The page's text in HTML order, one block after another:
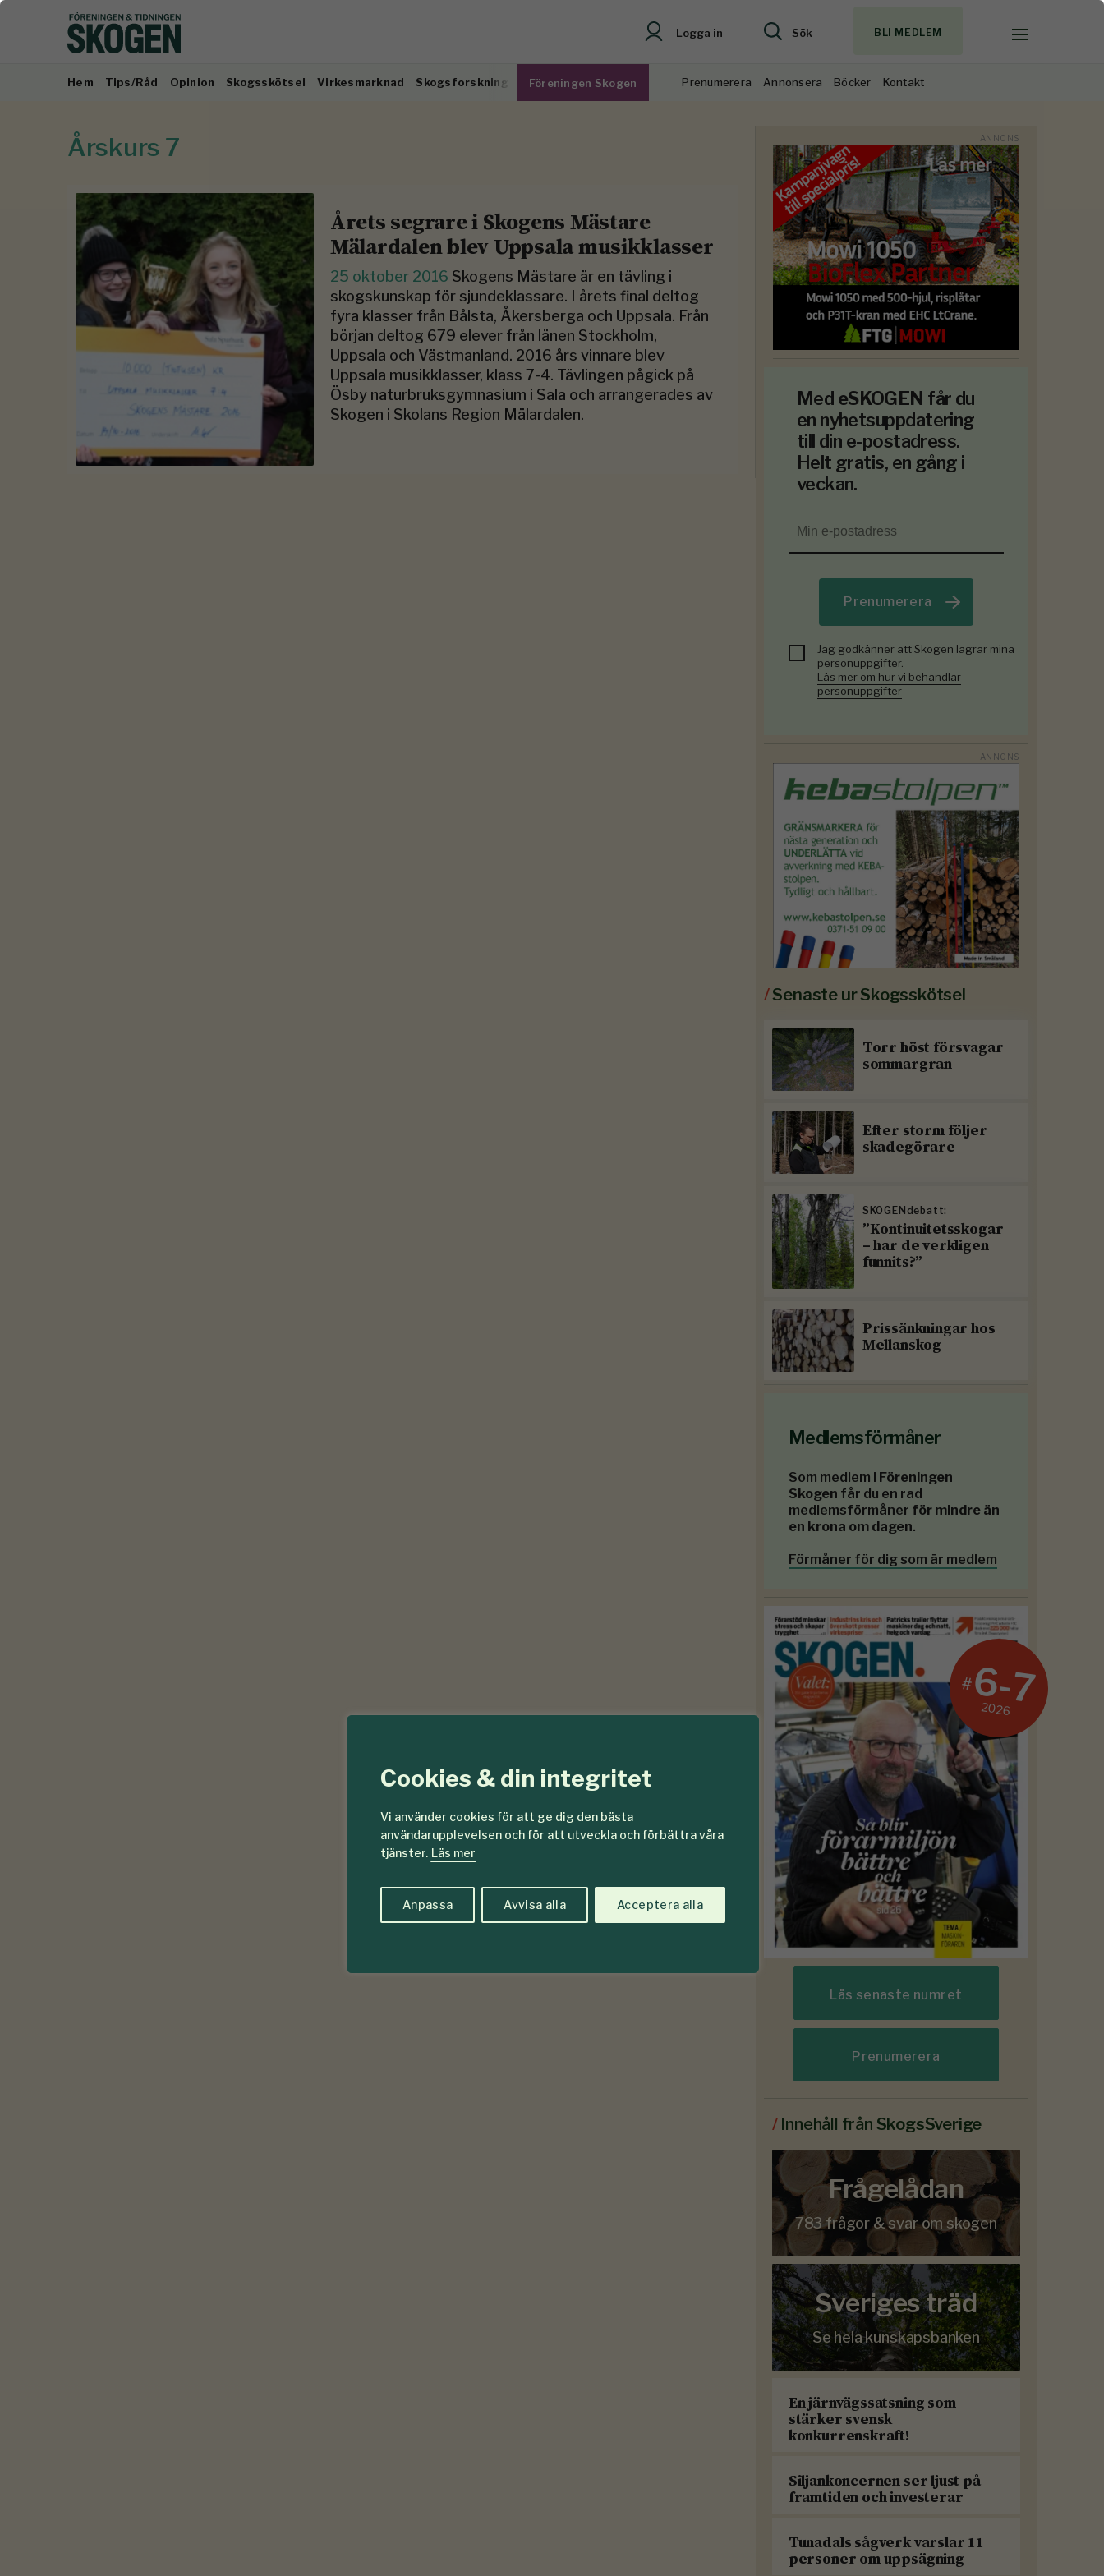
Cookies & din integritet
Vi använder cookies för att ge dig den bästa
användarupplevelsen och för att utveckla och förbättra våra
tjänster. Läs mer
Anpassa Avvisa alla Acceptera alla
Logga in Sök BLI MEDLEM
Hem Tips/Råd Opinion Skogsskötsel Virkesmarknad Skogsforskning Föreningen Skogen Prenumerera Annonsera Böcker Kontakt
Årskurs 7
Årets segrare i Skogens Mästare
Mälardalen blev Uppsala musikklasser
25 oktober 2016 Skogens Mästare är en tävling i
skogskunskap för sjundeklassare. I årets final deltog
fyra klasser från Bålsta, Åkersberga och Uppsala. Från
början deltog 679 elever från länen Stockholm,
Uppsala och Västmanland. 2016 års vinnare blev
Uppsala musikklasser, klass 7-4. Tävlingen pågick på
Ösby naturbruksgymnasium i Sala och arrangerades av
Skogen i Skolans Region Mälardalen.
Med eSKOGEN får du
en nyhetsuppdatering
till din e-postadress.
Helt gratis, en gång i
veckan.
Prenumerera
Jag godkänner att Skogen lagrar mina
personuppgifter.
Läs mer om hur vi behandlar
personuppgifter
/Senaste ur Skogsskötsel
Torr höst försvagar
sommargran
Efter storm följer
skadegörare
SKOGENdebatt:
”Kontinuitetsskogar
– har de verkligen
funnits?”
Prissänkningar hos
Mellanskog
Medlemsförmåner
Som medlem i Föreningen
Skogen får du en rad
medlemsförmåner för mindre än
en krona om dagen.
Förmåner för dig som är medlem
#6-7
2026
Läs senaste numret
Prenumerera
/ Innehåll från SkogsSverige
Frågelådan
783 frågor & svar om skogen
Sveriges träd
Se hela kunskapsbanken
En järnvägssatsning som
stärker svensk
konkurrenskraft!
Siljankoncernen ser ljust på
framtiden och investerar
Tunadals sågverk varslar 11
personer om uppsägning